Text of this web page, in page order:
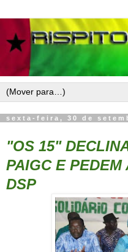
sexta-feira, 30 de
"OS 15"
PAIGC E PEDEM
DSP